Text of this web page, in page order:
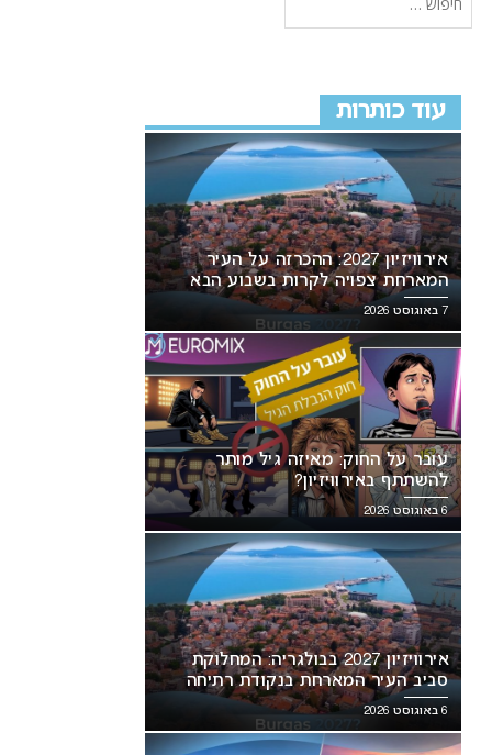
עוד כותרות
אירוויזיון 2027: ההכרזה על העיר
המארחת צפויה לקרות בשבוע הבא
7 באוגוסט 2026
עובר על החוק: מאיזה גיל מותר
להשתתף באירוויזיון?
6 באוגוסט 2026
אירוויזיון 2027 בבולגריה: המחלוקת
סביב העיר המארחת בנקודת רתיחה
6 באוגוסט 2026